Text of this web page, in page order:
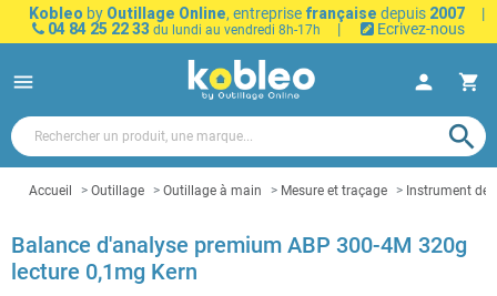
Kobleo by Outillage Online, entreprise française depuis 2007
|
04 84 25 22 33 du lundi au vendredi 8h-17h | Ecrivez-nous
menu person shopping_cart
search
Accueil Outillage Outillage à main Mesure et traçage Instrument de
Balance d'analyse premium ABP 300-4M 320g
lecture 0,1mg Kern